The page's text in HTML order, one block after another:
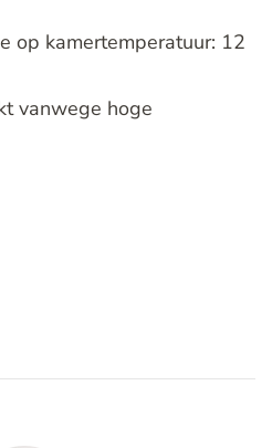
op kamertemperatuur: 12
vanwege hoge